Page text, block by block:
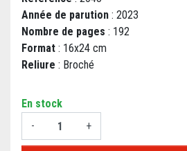
Année de parution : 2023
Nombre de pages : 192
Format : 16x24 cm
Reliure : Broché
En stock
-
+